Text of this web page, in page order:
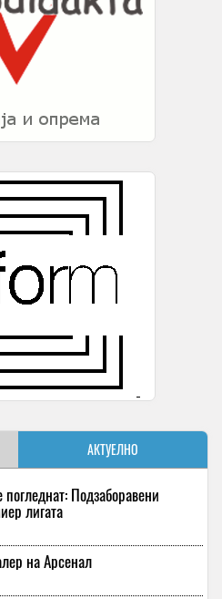
АКТУЕЛНО
Подзаборавени
лигата
на Арсенал